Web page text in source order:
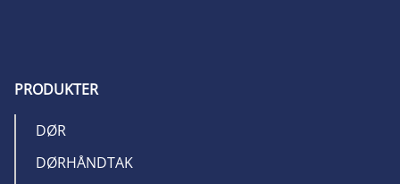
PRODUKTER
DØR
DØRHÅNDTAK